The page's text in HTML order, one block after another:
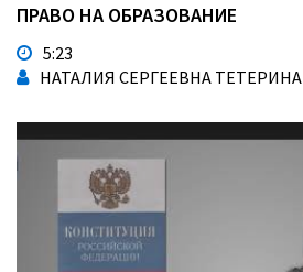
ПРАВО НА ОБРАЗОВАНИЕ
5:23
НАТАЛИЯ СЕРГЕЕВНА ТЕТЕРИНА